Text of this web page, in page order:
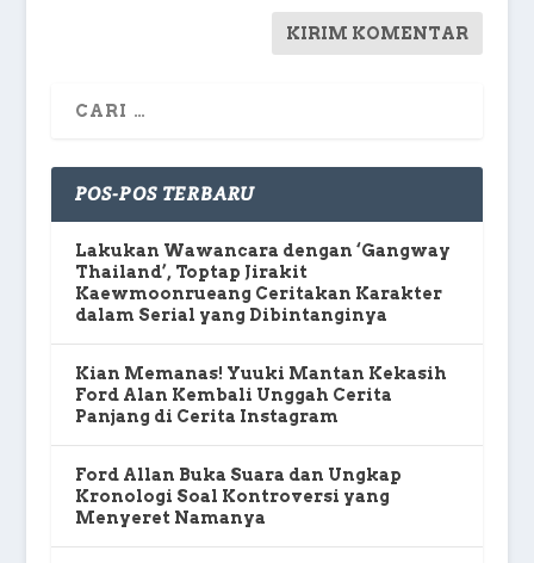
POS-POS TERBARU
Lakukan Wawancara dengan ‘Gangway
Thailand’, Toptap Jirakit
Kaewmoonrueang Ceritakan Karakter
dalam Serial yang Dibintanginya
Kian Memanas! Yuuki Mantan Kekasih
Ford Alan Kembali Unggah Cerita
Panjang di Cerita Instagram
Ford Allan Buka Suara dan Ungkap
Kronologi Soal Kontroversi yang
Menyeret Namanya